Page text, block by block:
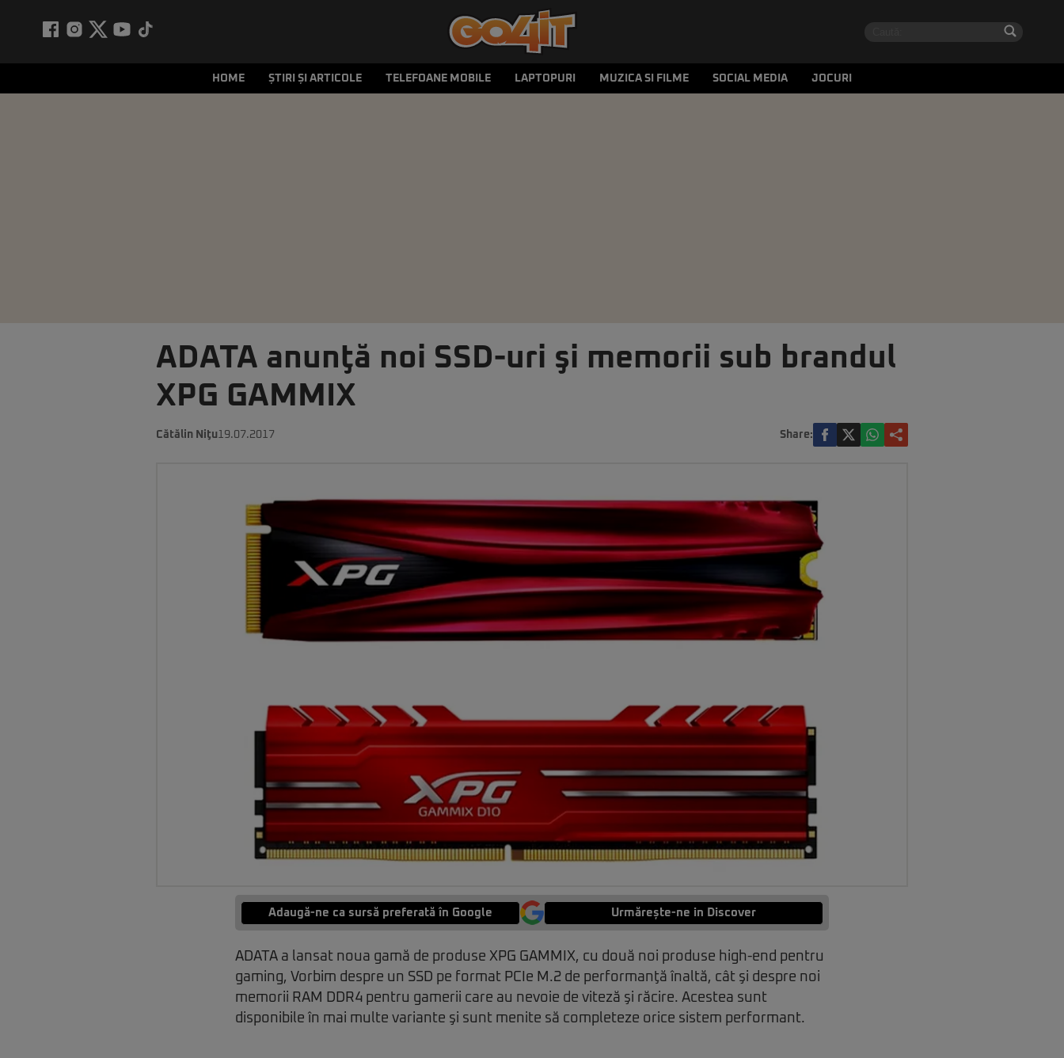
HOME ȘTIRI ȘI ARTICOLE TELEFOANE MOBILE LAPTOPURI MUZICA SI FILME SOCIAL MEDIA JOCURI
ADATA anunţă noi SSD-uri şi memorii sub brandul
XPG GAMMIX
Cătălin Niţu19.07.2017 Share:
Adaugă-ne ca sursă preferată în Google Urmărește-ne in Discover
ADATA a lansat noua gamă de produse XPG GAMMIX, cu două noi produse high-end pentru
gaming, Vorbim despre un SSD pe format PCIe M.2 de performanţă înaltă, cât şi despre noi
memorii RAM DDR4 pentru gamerii care au nevoie de viteză şi răcire. Acestea sunt
disponibile în mai multe variante şi sunt menite să completeze orice sistem performant.